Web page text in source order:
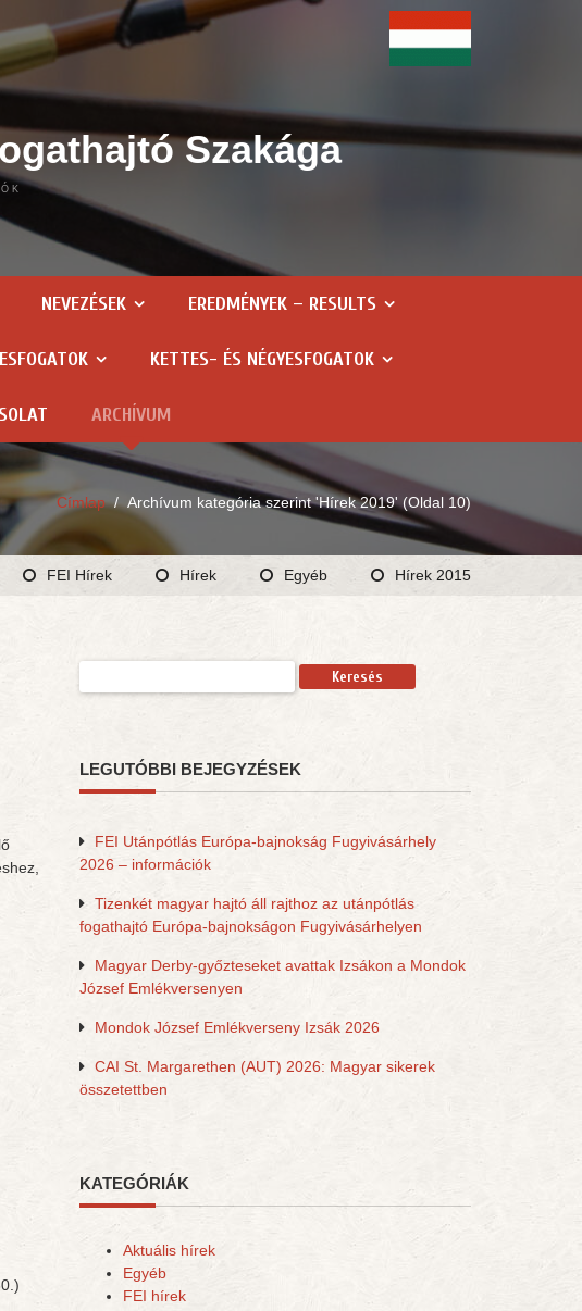
Szakága
NEVEZÉSEK EREDMÉNYEK – RESULTS
KETTES- ÉS NÉGYESFOGATOK
ARCHÍVUM
Címlap/ Archívum kategória szerint 'Hírek 2019'(Oldal 10)
FEI Hírek Hírek Egyéb Hírek 2015
LEGUTÓBBI BEJEGYZÉSEK
FEI Utánpótlás Európa-bajnokság Fugyivásárhely
2026 – információk
Tizenkét magyar hajtó áll rajthoz az utánpótlás
fogathajtó Európa-bajnokságon Fugyivásárhelyen
Magyar Derby-győzteseket avattak Izsákon a Mondok
József Emlékversenyen
Mondok József Emlékverseny Izsák 2026
CAI St. Margarethen (AUT) 2026: Magyar sikerek
összetettben
KATEGÓRIÁK
Aktuális hírek
Egyéb
FEI hírek